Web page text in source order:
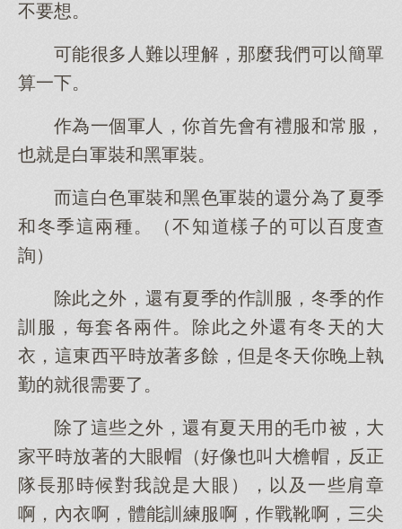
不要想。
可能很多人難以理解，那麼我們可以簡單
算一下。
作為一個軍人，你首先會有禮服和常服，
也就是白軍裝和黑軍裝。
而這白色軍裝和黑色軍裝的還分為了夏季
和冬季這兩種。（不知道樣子的可以百度查
詢）
除此之外，還有夏季的作訓服，冬季的作
訓服，每套各兩件。除此之外還有冬天的大
衣，這東西平時放著多餘，但是冬天你晚上執
勤的就很需要了。
除了這些之外，還有夏天用的毛巾被，大
家平時放著的大眼帽（好像也叫大檐帽，反正
隊長那時候對我說是大眼），以及一些肩章
啊，內衣啊，體能訓練服啊，作戰靴啊，三尖